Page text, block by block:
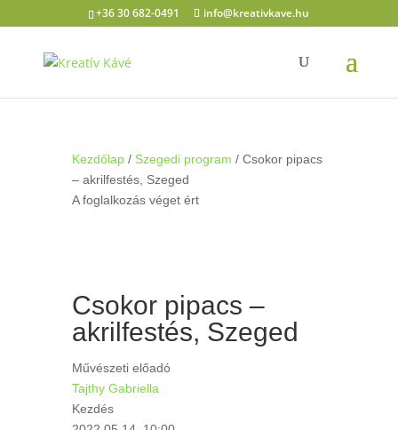
+36 30 682-0491 info@kreativkave.hu
Kezdőlap/ Szegedi program / Csokor pipacs
– akrilfestés, Szeged
A foglalkozás véget ért
Csokor pipacs –
akrilfestés, Szeged
Művészeti előadó
Tajthy Gabriella
Kezdés